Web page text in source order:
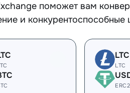
поможет вам
и конкурентоспособные
LTC
LTC